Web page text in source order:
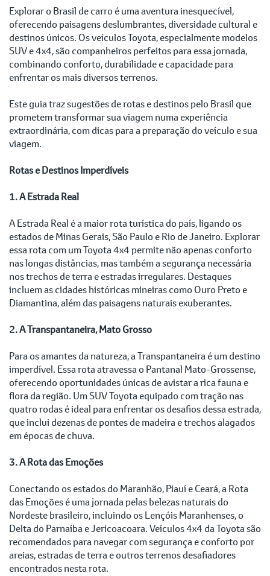
Explorar o Brasil de carro é uma aventura inesquecível,
oferecendo paisagens deslumbrantes, diversidade cultural e
destinos únicos. Os veículos Toyota, especialmente modelos
SUV e 4x4, são companheiros perfeitos para essa jornada,
combinando conforto, durabilidade e capacidade para
enfrentar os mais diversos terrenos.
Este guia traz sugestões de rotas e destinos pelo Brasil que
prometem transformar sua viagem numa experiência
extraordinária, com dicas para a preparação do veículo e sua
viagem.
Rotas e Destinos Imperdíveis
1. A Estrada Real
A Estrada Real é a maior rota turística do país, ligando os
estados de Minas Gerais, São Paulo e Rio de Janeiro. Explorar
essa rota com um Toyota 4x4 permite não apenas conforto
nas longas distâncias, mas também a segurança necessária
nos trechos de terra e estradas irregulares. Destaques
incluem as cidades históricas mineiras como Ouro Preto e
Diamantina, além das paisagens naturais exuberantes.
2. A Transpantaneira, Mato Grosso
Para os amantes da natureza, a Transpantaneira é um destino
imperdível. Essa rota atravessa o Pantanal Mato-Grossense,
oferecendo oportunidades únicas de avistar a rica fauna e
flora da região. Um SUV Toyota equipado com tração nas
quatro rodas é ideal para enfrentar os desafios dessa estrada,
que inclui dezenas de pontes de madeira e trechos alagados
em épocas de chuva.
3. A Rota das Emoções
Conectando os estados do Maranhão, Piauí e Ceará, a Rota
das Emoções é uma jornada pelas belezas naturais do
Nordeste brasileiro, incluindo os Lençóis Maranhenses, o
Delta do Parnaíba e Jericoacoara. Veículos 4x4 da Toyota são
recomendados para navegar com segurança e conforto por
areias, estradas de terra e outros terrenos desafiadores
encontrados nesta rota.